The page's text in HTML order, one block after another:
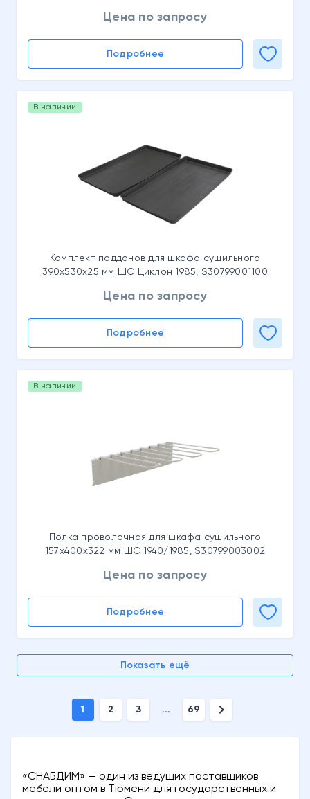
Цена по запросу
Подробнее
В наличии
Комплект поддонов для шкафа сушильного
390x530x25 мм ШС Циклон 1985, S30799001100
Цена по запросу
Подробнее
В наличии
Полка проволочная для шкафа сушильного
157x400x322 мм ШС 1940/1985, S30799003002
Цена по запросу
Подробнее
Показать ещё
1 2 3 ... 69 chevron_right
«СНАБДИМ» — один из ведущих поставщиков
мебели оптом в Тюмени для государственных и